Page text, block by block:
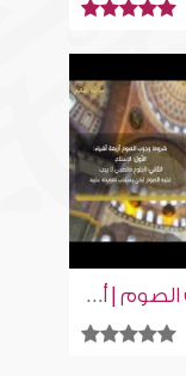
شروط وجوب الصوم | أحكام رمضان | إسلام ويب | للصم بلغة الإشارة